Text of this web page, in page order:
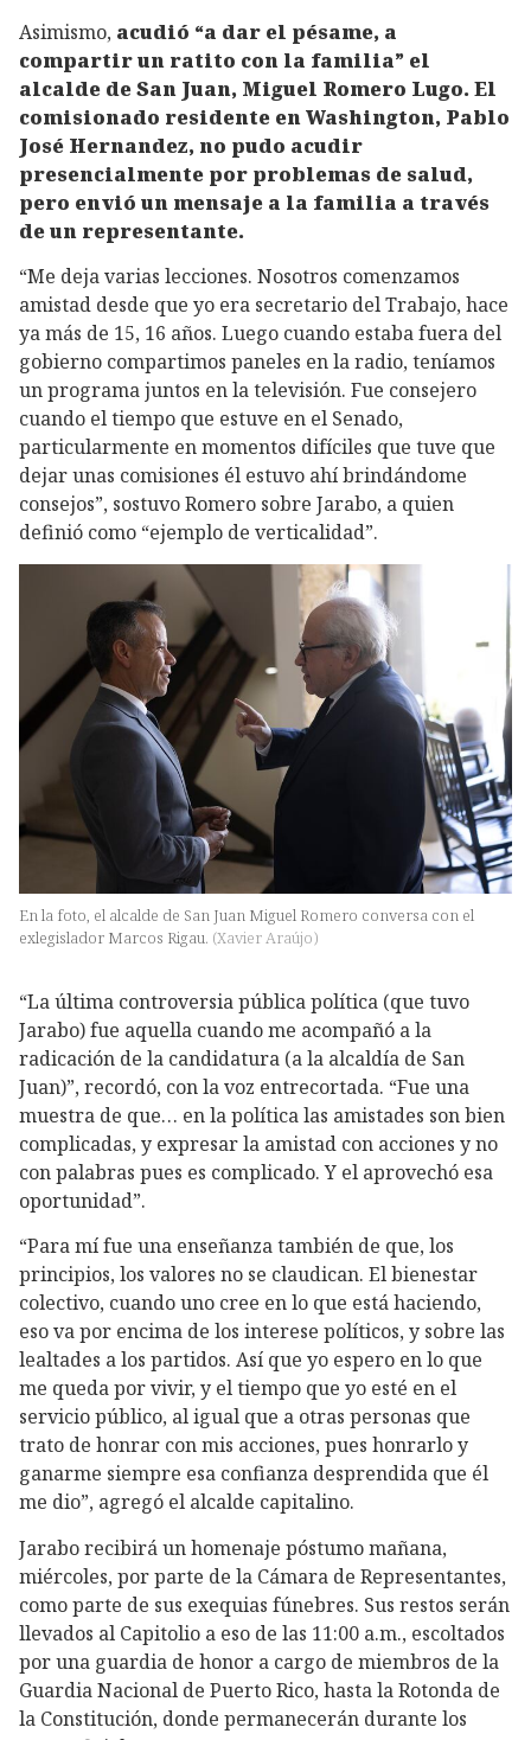
Asimismo, acudió “a dar el pésame, a
compartir un ratito con la familia” el
alcalde de San Juan, Miguel Romero Lugo. El
comisionado residente en Washington, Pablo
José Hernandez, no pudo acudir
presencialmente por problemas de salud,
pero envió un mensaje a la familia a través
de un representante.
“Me deja varias lecciones. Nosotros comenzamos
amistad desde que yo era secretario del Trabajo, hace
ya más de 15, 16 años. Luego cuando estaba fuera del
gobierno compartimos paneles en la radio, teníamos
un programa juntos en la televisión. Fue consejero
cuando el tiempo que estuve en el Senado,
particularmente en momentos difíciles que tuve que
dejar unas comisiones él estuvo ahí brindándome
consejos”, sostuvo Romero sobre Jarabo, a quien
definió como “ejemplo de verticalidad”.
En la foto, el alcalde de San Juan Miguel Romero conversa con el
exlegislador Marcos Rigau. (Xavier Araújo)
“La última controversia pública política (que tuvo
Jarabo) fue aquella cuando me acompañó a la
radicación de la candidatura (a la alcaldía de San
Juan)”, recordó, con la voz entrecortada. “Fue una
muestra de que… en la política las amistades son bien
complicadas, y expresar la amistad con acciones y no
con palabras pues es complicado. Y el aprovechó esa
oportunidad”.
“Para mí fue una enseñanza también de que, los
principios, los valores no se claudican. El bienestar
colectivo, cuando uno cree en lo que está haciendo,
eso va por encima de los interese políticos, y sobre las
lealtades a los partidos. Así que yo espero en lo que
me queda por vivir, y el tiempo que yo esté en el
servicio público, al igual que a otras personas que
trato de honrar con mis acciones, pues honrarlo y
ganarme siempre esa confianza desprendida que él
me dio”, agregó el alcalde capitalino.
Jarabo recibirá un homenaje póstumo mañana,
miércoles, por parte de la Cámara de Representantes,
como parte de sus exequias fúnebres. Sus restos serán
llevados al Capitolio a eso de las 11:00 a.m., escoltados
por una guardia de honor a cargo de miembros de la
Guardia Nacional de Puerto Rico, hasta la Rotonda de
la Constitución, donde permanecerán durante los